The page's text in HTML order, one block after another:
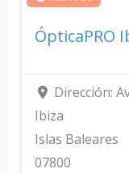
ÓpticaPRO
Dirección:
Ibiza
Islas Baleares
07800